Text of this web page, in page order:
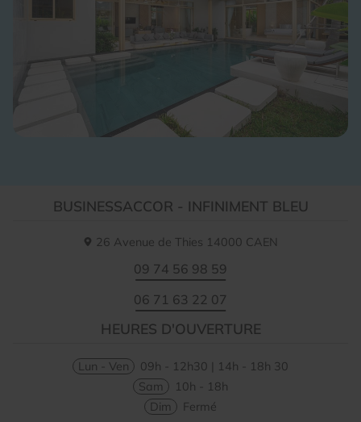
BUSINESSACCOR - INFINIMENT BLEU
26 Avenue de Thies 14000 CAEN
09 74 56 98 59
06 71 63 22 07
HEURES D'OUVERTURE
Lun - Ven
09h - 12h30 | 14h - 18h 30
Sam
10h - 18h
Dim
Fermé